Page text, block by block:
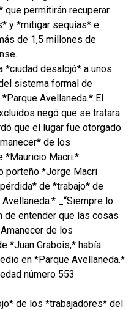
permitirán recuperar
y *mitigar sequías* e
de 1,5 millones de
*ciudad desalojó* a unos
sistema formal de
Avellaneda.* El
negó que se tratara
que el lugar fue otorgado
de los
*Mauricio Macri.*
porteño *Jorge Macri
de *trabajo* de
_“Siempre lo
de entender que las cosas
de los
*Juan Grabois,* había
en *Parque Avellaneda.*
número 553
de los *trabajadores* del